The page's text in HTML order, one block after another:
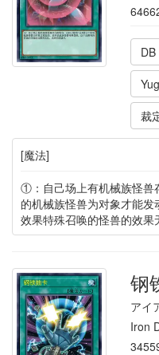
DB
裁
[魔法]
①：自己场上有机械族怪兽
的机械族怪兽为对象才能
效果特殊召唤的怪兽的效果
钢
アイ
Iron